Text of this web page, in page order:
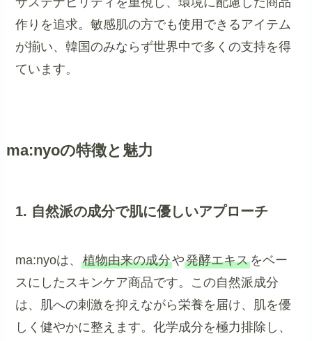
作りを追求。敏感肌の方でも使用できるアイテム
が揃い、韓国のみならず世界中で多くの支持を得
ています。
ma:nyoの特徴と魅力
1. 自然派の成分で肌に優しいアプローチ
ma:nyoは、植物由来の成分や発酵エキスをベー
スにしたスキンケア商品です。この自然派成分
は、肌への刺激を抑えながら栄養を届け、肌を優
しく健やかに整えます。化学成分を極力排除し、